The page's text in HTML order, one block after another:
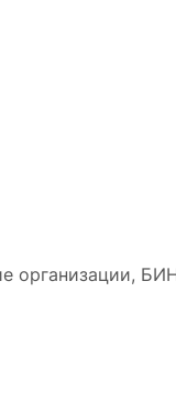
организации,